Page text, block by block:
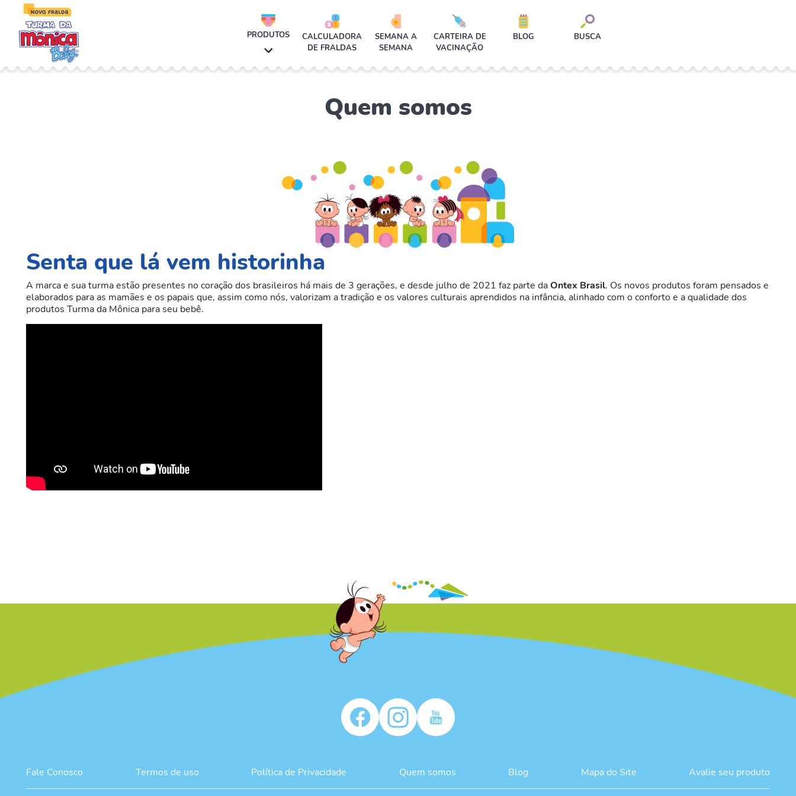
PRODUTOS
CALCULADORA
DE FRALDAS
SEMANA A
SEMANA
CARTEIRA DE
VACINAÇÃO
BLOG BUSCA
Quem somos
Senta que lá vem historinha
A marca e sua turma estão presentes no coração dos brasileiros há mais de 3 gerações, e desde julho de 2021 faz parte daOntex Brasil. Os novos produtos foram pensados e
elaborados para as mamães e os papais que, assim como nós, valorizam a tradição e os valores culturais aprendidos na infância, alinhado com o conforto e a qualidade dos
produtos Turma da Mônica para seu bebê.
Fale Conosco Termos de uso Política de Privacidade Quem somos Blog Mapa do Site Avalie seu produto